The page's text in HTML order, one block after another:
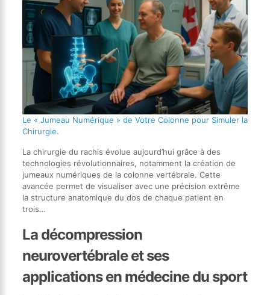
Le « Jumeau Numérique » de Votre Colonne pour Simuler la
Chirurgie.
La chirurgie du rachis évolue aujourd’hui grâce à des
technologies révolutionnaires, notamment la création de
jumeaux numériques de la colonne vertébrale. Cette
avancée permet de visualiser avec une précision extrême
la structure anatomique du dos de chaque patient en
trois…
La décompression
neurovertébrale et ses
applications en médecine du sport